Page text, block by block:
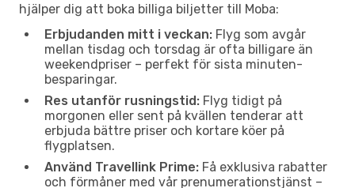
hjälper dig att boka billiga biljetter till Moba:
Erbjudanden mitt i veckan: Flyg som avgår
mellan tisdag och torsdag är ofta billigare än
weekendpriser – perfekt för sista minuten-
besparingar.
Res utanför rusningstid: Flyg tidigt på
morgonen eller sent på kvällen tenderar att
erbjuda bättre priser och kortare köer på
flygplatsen.
Använd Travellink Prime: Få exklusiva rabatter
och förmåner med vår prenumerationstjänst –